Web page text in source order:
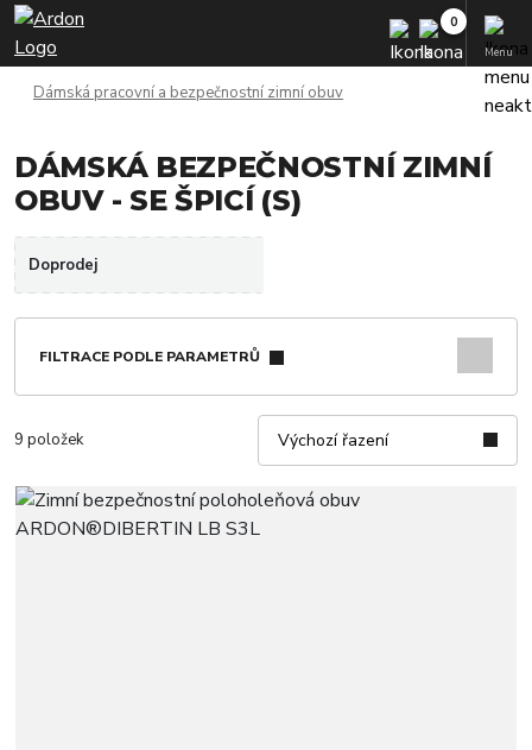
Menu
Dámská pracovní a bezpečnostní zimní obuv
DÁMSKÁ BEZPEČNOSTNÍ ZIMNÍ
OBUV - SE ŠPICÍ (S)
Doprodej
FILTRACE PODLE PARAMETRŮ
9 položek Výchozí řazení